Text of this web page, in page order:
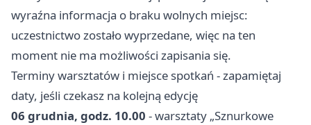
wyraźna informacja o braku wolnych miejsc:
uczestnictwo zostało wyprzedane, więc na ten
moment nie ma możliwości zapisania się.
Terminy warsztatów i miejsce spotkań - zapamiętaj
daty, jeśli czekasz na kolejną edycję
06 grudnia, godz. 10.00 - warsztaty „Sznurkowe